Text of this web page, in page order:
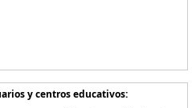
y centros educativos: